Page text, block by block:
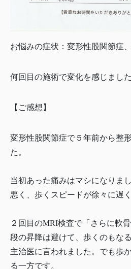
お悩みの症状：変形性股関節症
何回目の施術で変化を感じまし
【ご感想】
変形性股関節症で５年前から整
た。
当初あった痛みはマシになりま
悪く、歩くスピードが徐々に遅
２回目のMRI検査で「さらに軟
段の昇降は避けて、歩くのもな
主治医に言われました。でも歩
る一方です。